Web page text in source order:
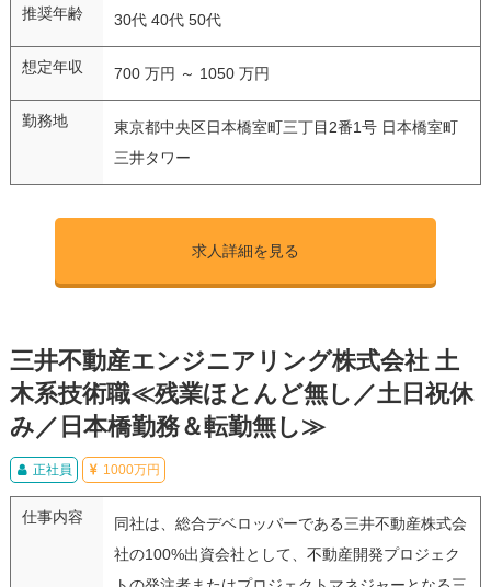
推奨年齢 30代 40代 50代
想定年収 700 万円 ～ 1050 万円
勤務地
東京都中央区日本橋室町三丁目2番1号 日本橋室町
三井タワー
求人詳細を見る
三井不動産エンジニアリング株式会社 土
木系技術職≪残業ほとんど無し／土日祝休
み／日本橋勤務＆転勤無し≫
正社員 1000万円
仕事内容
同社は、総合デベロッパーである三井不動産株式会
社の100%出資会社として、不動産開発プロジェク